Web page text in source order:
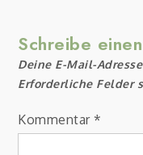
Schreibe
Deine E-Mail-
Erforderliche Felder
Kommentar *